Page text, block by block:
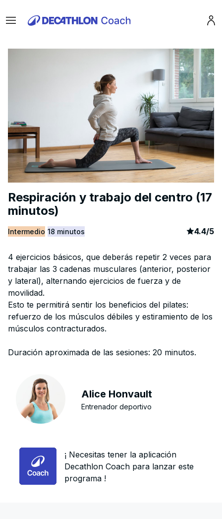
Menu
Respiración y trabajo del centro (17
minutos)
Intermedio 18 minutos article
4.4/5
4 ejercicios básicos, que deberás repetir 2 veces para
trabajar las 3 cadenas musculares (anterior, posterior
y lateral), alternando ejercicios de fuerza y de
movilidad.
Esto te permitirá sentir los beneficios del pilates:
refuerzo de los músculos débiles y estiramiento de los
músculos contracturados.
Duración aproximada de las sesiones: 20 minutos.
Alice Honvault
Entrenador deportivo
¡ Necesitas tener la aplicación
Decathlon Coach para lanzar este
programa !